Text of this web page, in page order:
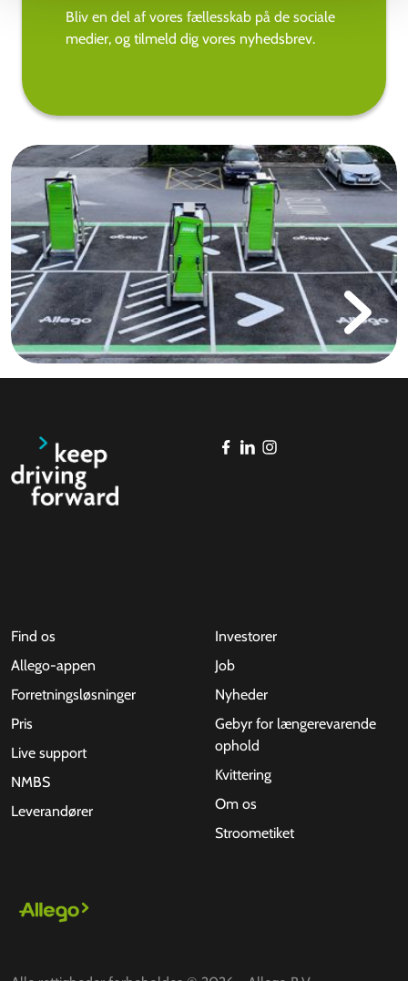
Bliv en del af vores fællesskab på de sociale
medier, og tilmeld dig vores nyhedsbrev.
Find os
Allego-appen
Forretningsløsninger
Pris
Live support
NMBS
Leverandører
Investorer
Job
Nyheder
Gebyr for længerevarende
ophold
Kvittering
Om os
Stroometiket